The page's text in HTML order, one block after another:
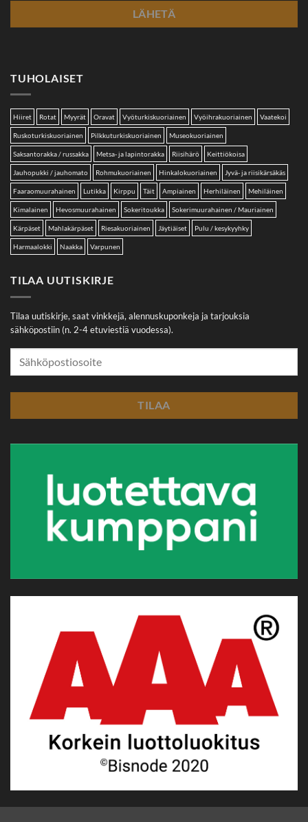
TUHOLAISET
Hiiret Rotat Myyrät Oravat Vyöturkiskuoriainen Vyöihrakuoriainen Vaatekoi
Ruskoturkiskuoriainen Pilkkuturkiskuoriainen Museokuoriainen
Saksantorakka / russakka Metsa- ja lapintorakka Riisihärö Keittiökoisa
Jauhopukki / jauhomato Rohmukuoriainen Hinkalokuoriainen Jyvä- ja riisikärsäkäs
Faaraomuurahainen Lutikka Kirppu Täit Ampiainen Herhiläinen Mehiläinen
Kimalainen Hevosmuurahainen Sokeritoukka Sokerimuurahainen / Mauriainen
Kärpäset Mahlakärpäset Riesakuoriainen Jäytiäiset Pulu / kesykyyhky
Harmaalokki Naakka Varpunen
TILAA UUTISKIRJE
Tilaa uutiskirje, saat vinkkejä, alennuskuponkeja ja tarjouksia
sähköpostiin (n. 2-4 etuviestiä vuodessa).